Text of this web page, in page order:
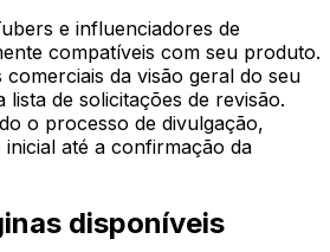
e influenciadores de
compatíveis com seu produto.
comerciais da visão geral do seu
lista de solicitações de revisão.
o processo de divulgação,
até a confirmação da
disponíveis